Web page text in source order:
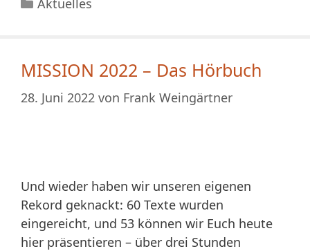
Aktuelles
MISSION 2022 – Das Hörbuch
28. Juni 2022 von Frank Weingärtner
Und wieder haben wir unseren eigenen
Rekord geknackt: 60 Texte wurden
eingereicht, und 53 können wir Euch heute
hier präsentieren – über drei Stunden